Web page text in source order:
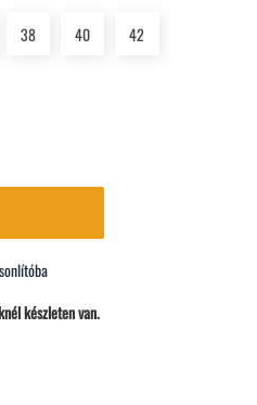
38 40 42
készleten van.